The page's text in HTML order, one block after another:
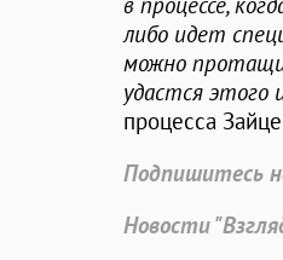
либо идет
можно
удастся этого
процесса
Подпишитесь
Новости